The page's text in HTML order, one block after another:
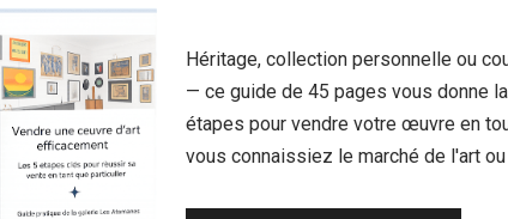
Héritage, collection personnelle ou
— ce guide de 45 pages vous donne
étapes pour vendre votre œuvre en
vous connaissiez le marché de l'art ou